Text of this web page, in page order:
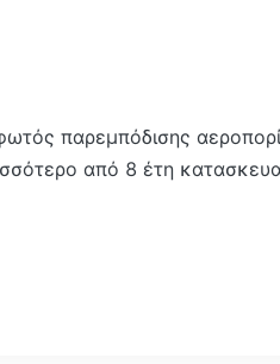
παρεμπόδισης
από 8 έτη